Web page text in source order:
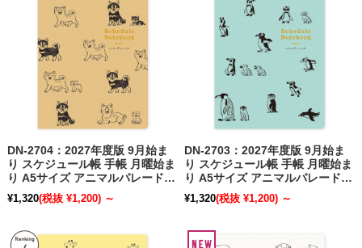
DN-2704：2027年度版 9月始ま
り スケジュール帳 手帳 月曜始ま
り A5サイズ アニマルパレード
シバイヌ〔OZ_S〕【ポスト便送
料無料キャンペーン開催中！】
¥1,320(税抜 ¥1,200) ～
DN-2703：2027年度版 9月始ま
り スケジュール帳 手帳 月曜始ま
り A5サイズ アニマルパレード
ペンギン〔OZ_S〕【ポスト便送
料無料キャンペーン開催中！】
¥1,320(税抜 ¥1,200) ～